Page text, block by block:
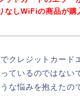
なしWiFiの商品が購
クレジットカード
ているのではない
な悩みを抱えたの